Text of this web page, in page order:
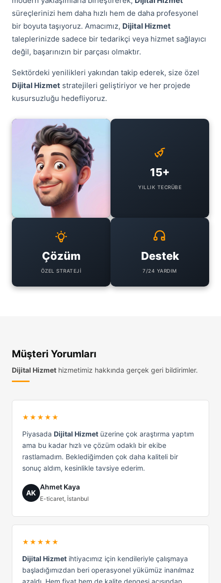
süreçlerinizi hem daha hızlı hem de daha profesyonel
bir boyuta taşıyoruz. Amacımız, Dijital Hizmet
taleplerinizde sadece bir tedarikçi veya hizmet sağlayıcı
değil, başarınızın bir parçası olmaktır.
Sektördeki yenilikleri yakından takip ederek, size özel
Dijital Hizmet stratejileri geliştiriyor ve her projede
kusursuzluğu hedefliyoruz.
15+
YILLIK TECRÜBE
Çözüm
ÖZEL STRATEJI
Destek
7/24 YARDIM
Müşteri Yorumları
Dijital Hizmet hizmetimiz hakkında gerçek geri bildirimler.
★★★★★
Piyasada Dijital Hizmet üzerine çok araştırma yaptım
ama bu kadar hızlı ve çözüm odaklı bir ekibe
rastlamadım. Beklediğimden çok daha kaliteli bir
sonuç aldım, kesinlikle tavsiye ederim.
AK
Ahmet Kaya
E-ticaret, İstanbul
★★★★★
Dijital Hizmet ihtiyacımız için kendileriyle çalışmaya
başladığımızdan beri operasyonel yükümüz inanılmaz
azaldı. Hem fiyat hem de kalite dengesi açısından